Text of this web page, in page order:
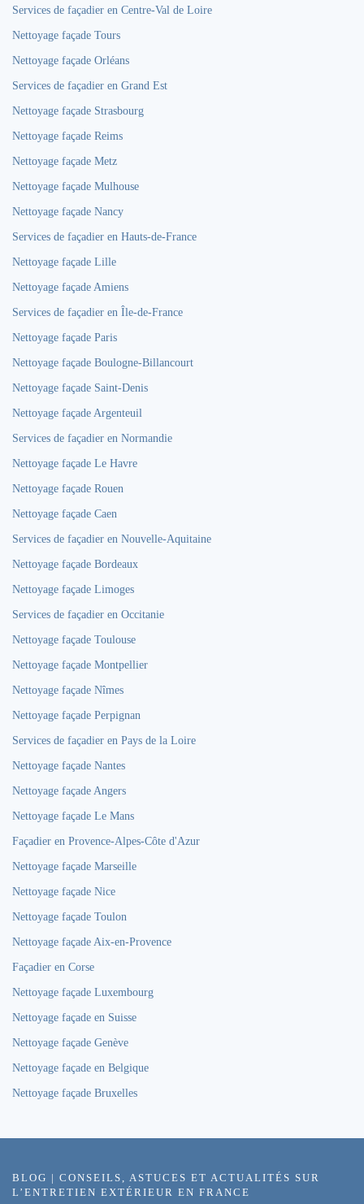
Services de façadier en Centre-Val de Loire
Nettoyage façade Tours
Nettoyage façade Orléans
Services de façadier en Grand Est
Nettoyage façade Strasbourg
Nettoyage façade Reims
Nettoyage façade Metz
Nettoyage façade Mulhouse
Nettoyage façade Nancy
Services de façadier en Hauts-de-France
Nettoyage façade Lille
Nettoyage façade Amiens
Services de façadier en Île-de-France
Nettoyage façade Paris
Nettoyage façade Boulogne-Billancourt
Nettoyage façade Saint-Denis
Nettoyage façade Argenteuil
Services de façadier en Normandie
Nettoyage façade Le Havre
Nettoyage façade Rouen
Nettoyage façade Caen
Services de façadier en Nouvelle-Aquitaine
Nettoyage façade Bordeaux
Nettoyage façade Limoges
Services de façadier en Occitanie
Nettoyage façade Toulouse
Nettoyage façade Montpellier
Nettoyage façade Nîmes
Nettoyage façade Perpignan
Services de façadier en Pays de la Loire
Nettoyage façade Nantes
Nettoyage façade Angers
Nettoyage façade Le Mans
Façadier en Provence-Alpes-Côte d'Azur
Nettoyage façade Marseille
Nettoyage façade Nice
Nettoyage façade Toulon
Nettoyage façade Aix-en-Provence
Façadier en Corse
Nettoyage façade Luxembourg
Nettoyage façade en Suisse
Nettoyage façade Genève
Nettoyage façade en Belgique
Nettoyage façade Bruxelles
BLOG | CONSEILS, ASTUCES ET ACTUALITÉS SUR
L’ENTRETIEN EXTÉRIEUR EN FRANCE